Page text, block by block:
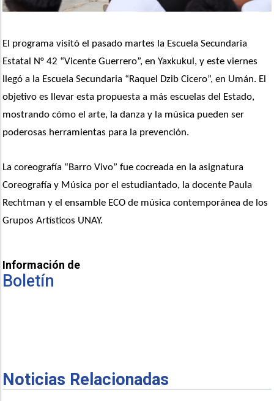
El programa visitó el pasado martes la Escuela Secundaria
Estatal N° 42 “Vicente Guerrero”, en Yaxkukul, y este viernes
llegó a la Escuela Secundaria “Raquel Dzib Cicero”, en Umán. El
objetivo es llevar esta propuesta a más escuelas del Estado,
mostrando cómo el arte, la danza y la música pueden ser
poderosas herramientas para la prevención.
La coreografía “Barro Vivo” fue cocreada en la asignatura
Coreografía y Música por el estudiantado, la docente Paula
Rechtman y el ensamble ECO de música contemporánea de los
Grupos Artísticos UNAY.
Información de
Boletín
Noticias Relacionadas